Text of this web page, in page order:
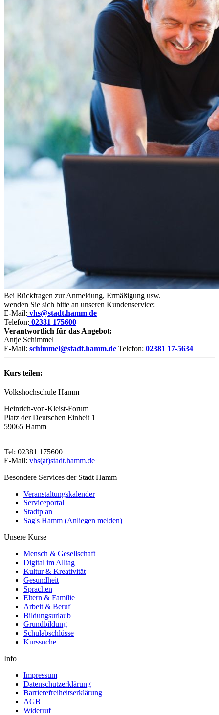
Bei Rückfragen zur Anmeldung, Ermäßigung usw.
wenden Sie sich bitte an unseren Kundenservice:
E-Mail: vhs@stadt.hamm.de
Telefon: 02381 175600
Verantwortlich für das Angebot:
Antje Schimmel
E-Mail: schimmel@stadt.hamm.de Telefon: 02381 17-5634
Kurs teilen:
Volkshochschule Hamm
Heinrich-von-Kleist-Forum
Platz der Deutschen Einheit 1
59065 Hamm
Tel: 02381 175600
E-Mail: vhs(at)stadt.hamm.de
Besondere Services der Stadt Hamm
Veranstaltungskalender
Serviceportal
Stadtplan
Sag's Hamm (Anliegen melden)
Unsere Kurse
Mensch & Gesellschaft
Digital im Alltag
Kultur & Kreativität
Gesundheit
Sprachen
Eltern & Familie
Arbeit & Beruf
Bildungsurlaub
Grundbildung
Schulabschlüsse
Kurssuche
Info
Impressum
Datenschutzerklärung
Barrierefreiheitserklärung
AGB
Widerruf